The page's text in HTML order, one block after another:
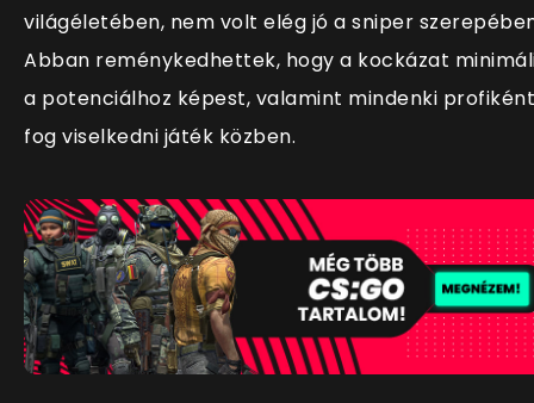
világéletében, nem volt elég jó a sniper
Abban reménykedhettek, hogy a kockázat
a potenciálhoz képest, valamint mindenki profiként
fog viselkedni játék közben.